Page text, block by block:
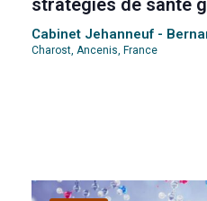
Cabinet Jehanneuf -
Charost, Ancenis, France